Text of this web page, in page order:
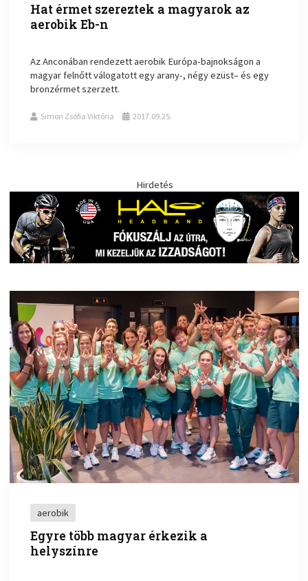
Hat érmet szereztek a magyarok az
aerobik Eb-n
Az Anconában rendezett aerobik Európa-bajnokságon a
magyar felnőtt válogatott egy arany-, négy ezüst– és egy
bronzérmet szerzett.
Simon Zsófia Viktória 2017.09.25.
Hirdetés
aerobik
Egyre több magyar érkezik a
helyszínre